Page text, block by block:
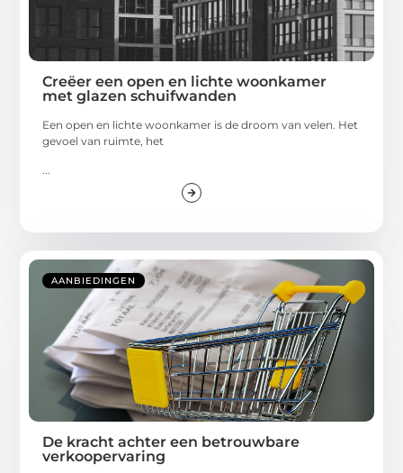
Creëer een open en lichte woonkamer
met glazen schuifwanden
Een open en lichte woonkamer is de droom van velen. Het
gevoel van ruimte, het
...
AANBIEDINGEN
De kracht achter een betrouwbare
verkoopervaring